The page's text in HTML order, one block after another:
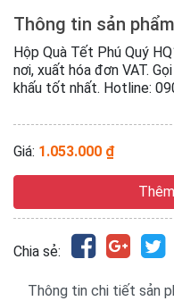
Thông tin sản phẩm
Hộp Quà Tết Phú Quý
nơi, xuất hóa đơn VAT.
khấu tốt nhất. Hotline:
Giá: 1.053.000 ₫
Chia sẻ:
Thông tin chi tiết sản